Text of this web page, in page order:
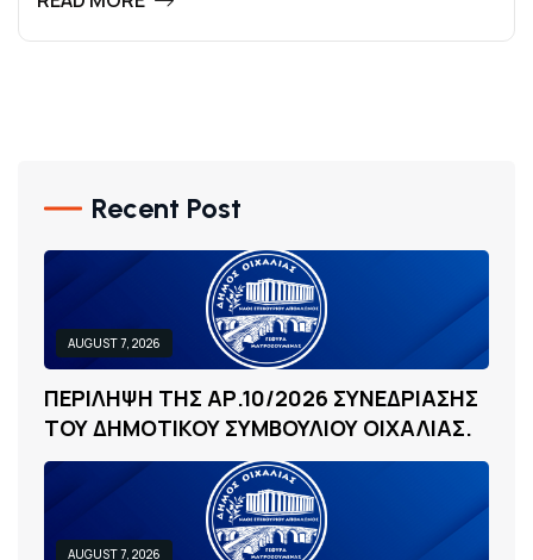
Recent Post
AUGUST 7, 2026
ΠΕΡΙΛΗΨΗ ΤΗΣ ΑΡ.10/2026 ΣΥΝΕΔΡΙΑΣΗΣ
ΤΟΥΔΗΜΟΤΙΚΟΥ ΣΥΜΒΟΥΛΙΟΥ ΟΙΧΑΛΙΑΣ.
AUGUST 7, 2026